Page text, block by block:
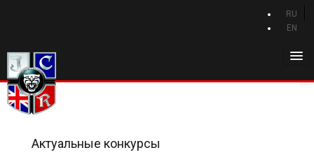
RU
EN
Главная
Актуальные конкурсы